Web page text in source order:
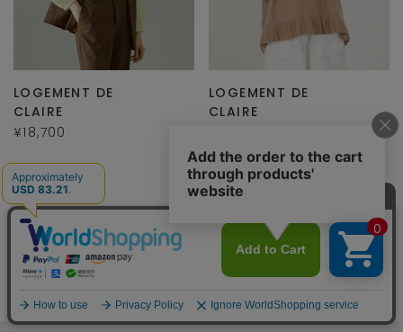
LOGEMENT DE
CLAIRE
¥18,700
LOGEMENT DE
CLAIRE